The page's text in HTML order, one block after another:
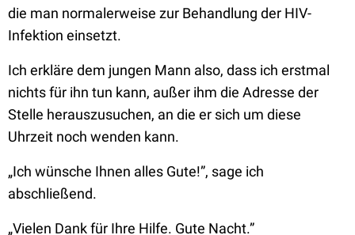
die man normalerweise zur Behandlung der HIV-
Infektion einsetzt.
Ich erkläre dem jungen Mann also, dass ich erstmal
nichts für ihn tun kann, außer ihm die Adresse der
Stelle herauszusuchen, an die er sich um diese
Uhrzeit noch wenden kann.
„Ich wünsche Ihnen alles Gute!”, sage ich
abschließend.
„Vielen Dank für Ihre Hilfe. Gute Nacht.”